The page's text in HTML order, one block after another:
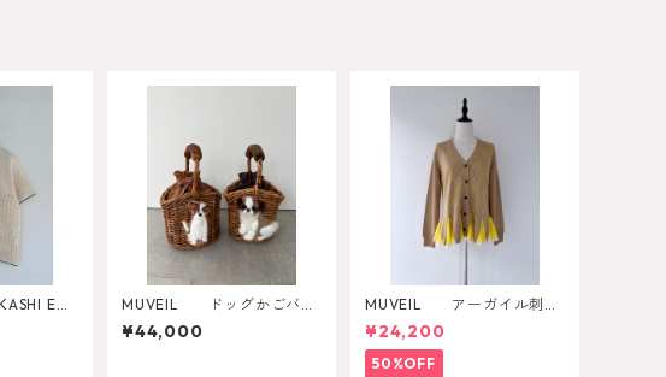
EM
MUVEIL ドッグかごバッ
グ MA262EBG004
¥44,000
MUVEIL アーガイル刺繍
カーディガン
¥24,200
50%OFF